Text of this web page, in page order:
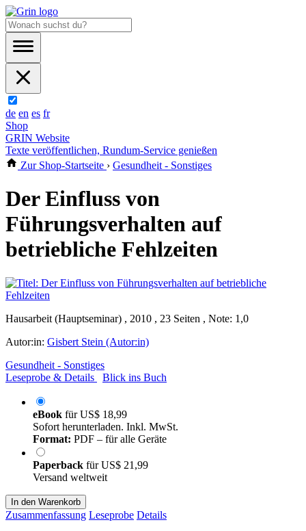
de en es fr
Shop
GRIN Website
Texte veröffentlichen, Rundum-Service genießen
Zur Shop-Startseite › Gesundheit - Sonstiges
Der Einfluss von
Führungsverhalten auf
betriebliche Fehlzeiten
Hausarbeit (Hauptseminar) , 2010 , 23 Seiten , Note: 1,0
Autor:in: Gisbert Stein (Autor:in)
Gesundheit - Sonstiges
Leseprobe & Details
Blick ins Buch
eBook fürUS$ 18,99
Sofort herunterladen. Inkl. MwSt.
Format: PDF – für alle Geräte
Paperback fürUS$ 21,99
Versand weltweit
In den Warenkorb
Zusammenfassung Leseprobe Details